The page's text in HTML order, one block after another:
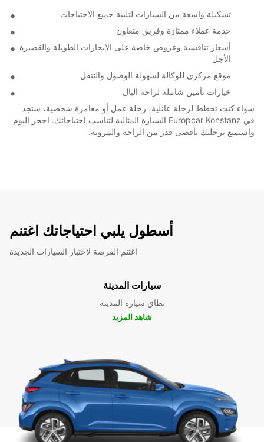
تشكيلة واسعة من السيارات لتلبية جميع الاحتياجات
خدمة عملاء ممتازة وفريق متعاون
أسعار تنافسية وعروض خاصة على الإيجارات الطويلة والقصيرة
الأجل
موقع مركزي للوكالة لسهولة الوصول والتنقل
خيارات تأمين شاملة لراحة البال
سواء كنت تخطط لرحلة عائلية، رحلة عمل أو مغامرة شخصية، ستجد
في Europcar Konstanz السيارة المثالية لتناسب احتياجاتك. احجز اليوم
واستمتع برحلتك بأقصى قدر من الراحة والمرونة.
أسطول يلبي احتياجاتك اغتنم
اغتنم الفرصة لاختبار السيارات الجديدة
سيارات المدينة
نطاق سيارة المدينة
شاهد المزيد